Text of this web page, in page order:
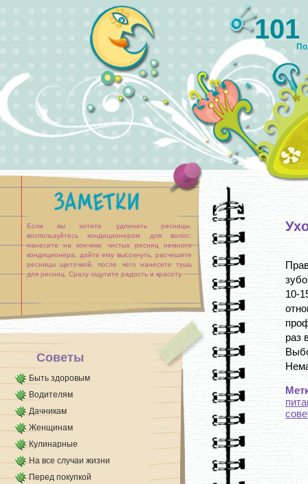
Если вы хотите удлинить ресницы,
воспользуйтесь кондиционером для волос:
нанесите на кончики чистых ресниц немного
кондиционера, дайте ему высохнуть, расчешите
ресницы щеточкой, после чего нанесите тушь
для ресниц. Сразу ощутите радость и красоту.
Советы
Быть здоровым
Водителям
Дачникам
Женщинам
Кулинарные
На все случаи жизни
Перед покупкой
10-
раз